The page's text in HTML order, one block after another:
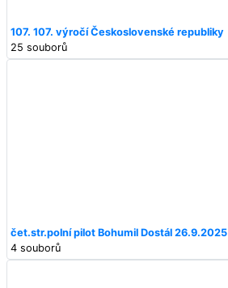
107. 107. výročí Československé republiky
25 souborů
čet.str.polní pilot Bohumil Dostál 26.9.2025
4 souborů